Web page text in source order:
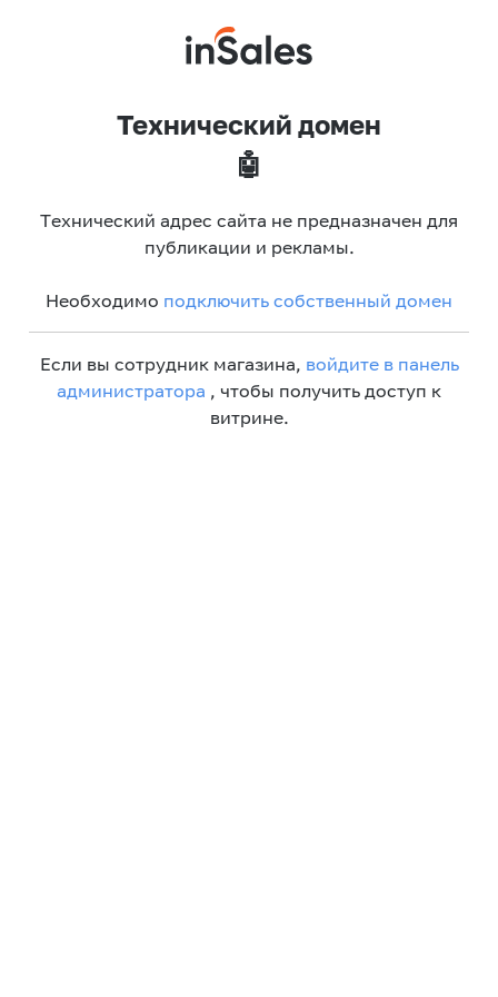
Технический домен
🤖
Технический адрес сайта не предназначен для
публикации и рекламы.
Необходимо подключить собственный домен
Если вы сотрудник магазина, войдите в панель
администратора , чтобы получить доступ к
витрине.